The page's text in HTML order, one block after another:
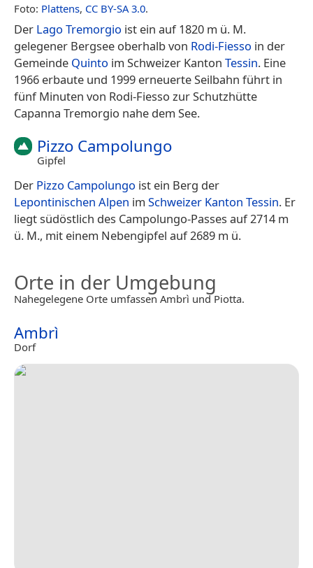
Foto: Plattens, CC BY-SA 3.0.
Der Lago Tremorgio ist ein auf 1820 m ü. M.
gelegener Bergsee oberhalb von Rodi-Fiesso in der
Gemeinde Quinto im Schweizer Kanton Tessin. Eine
1966 erbaute und 1999 erneuerte Seilbahn führt in
fünf Minuten von Rodi-Fiesso zur Schutzhütte
Capanna Tremorgio nahe dem See.
Pizzo Campolungo
Gipfel
Der Pizzo Campolungo ist ein Berg der
Lepontinischen Alpen im Schweizer Kanton Tessin. Er
liegt südöstlich des Campolungo-Passes auf 2714 m
ü. M., mit einem Nebengipfel auf 2689 m ü.
Orte in der Umgebung
Nahegelegene Orte umfassen Ambrì und Piotta.
Ambrì
Dorf